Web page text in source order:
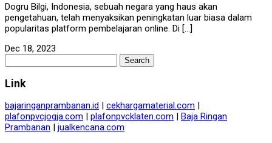
Dogru Bilgi, Indonesia, sebuah negara yang haus akan
pengetahuan, telah menyaksikan peningkatan luar biasa dalam
popularitas platform pembelajaran online. Di […]
Dec 18, 2023
for:
Link
bajaringanprambanan.id | cekhargamaterial.com |
plafonpvcjogja.com | plafonpvcklaten.com | Baja Ringan
Prambanan | jualkencana.com